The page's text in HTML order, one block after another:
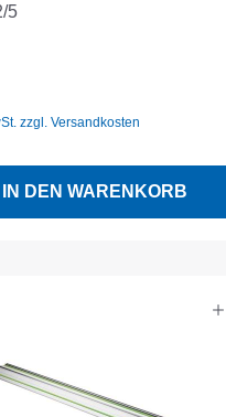
5
zzgl. Versandkosten
IN DEN WARENKORB